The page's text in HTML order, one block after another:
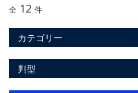
全 12 件
カテゴリー
判型